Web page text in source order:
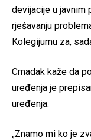
devijacije u javnim
rješavanju
Kolegijumu za,
Crnadak kaže da
uređenja je
uređenja.
„Znamo mi ko je